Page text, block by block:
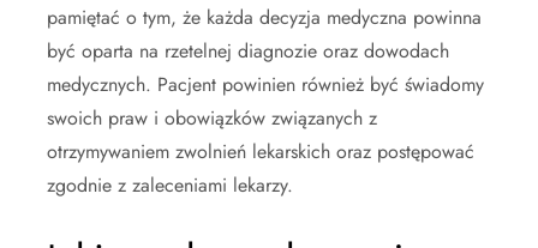
pamiętać o tym, że każda decyzja medyczna powinna
być oparta na rzetelnej diagnozie oraz dowodach
medycznych. Pacjent powinien również być świadomy
swoich praw i obowiązków związanych z
otrzymywaniem zwolnień lekarskich oraz postępować
zgodnie z zaleceniami lekarzy.